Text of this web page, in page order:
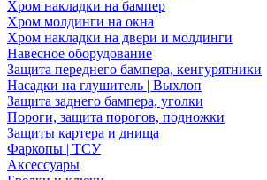
Хром накладки на бампер
Хром молдинги на окна
Хром накладки на двери и молдинги
Навесное оборудование
Защита переднего бампера, кенгурятники
Насадки на глушитель | Выхлоп
Защита заднего бампера, уголки
Пороги, защита порогов, подножки
Защиты картера и днища
Фаркопы | ТСУ
Аксессуары